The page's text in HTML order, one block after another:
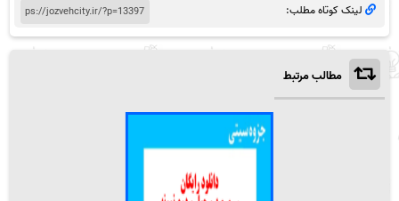
لینک کوتاه مطلب:
مطالب مرتبط